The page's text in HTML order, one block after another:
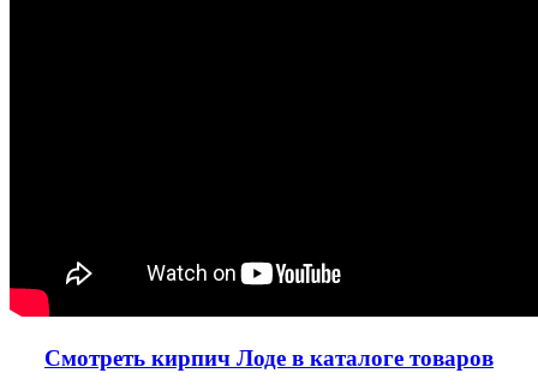
Смотреть кирпич Лоде в каталоге товаров